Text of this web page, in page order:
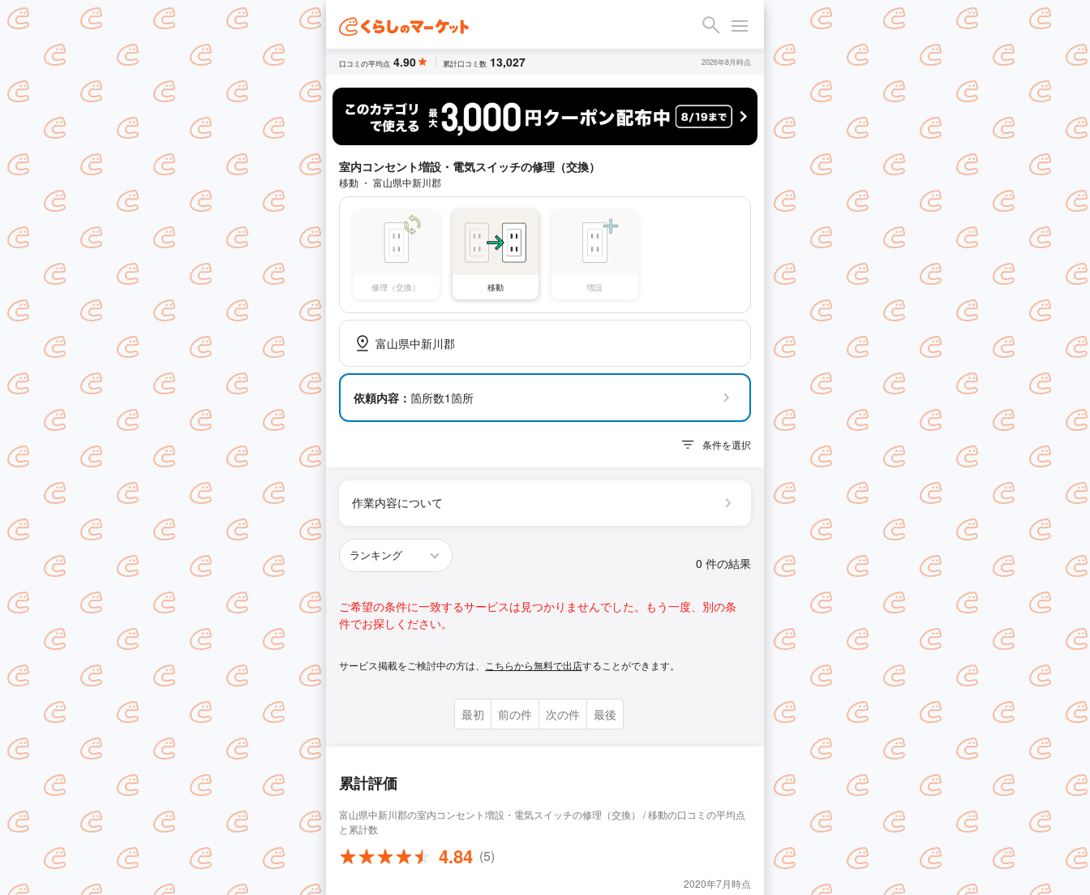
口コミの平均点 4.90 累計口コミ数 13,027 2026年8月時点
室内コンセント増設・電気スイッチの修理（交換）
移動 ・ 富山県中新川郡
修理（交換） 移動 増設
富山県中新川郡
依頼内容： 箇所数1箇所
条件を選択
作業内容について
0 件の結果
ご希望の条件に一致するサービスは見つかりませんでした。もう一度、別の条
件でお探しください。
サービス掲載をご検討中の方は、 こちらから無料で出店することができます。
最初 前の件 次の件 最後
累計評価
富山県中新川郡の室内コンセント増設・電気スイッチの修理（交換） / 移動の口コミの平均点
と累計数
4.84 (5)
2020年7月時点